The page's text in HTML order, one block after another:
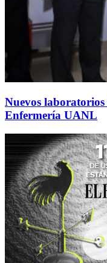
Nuevos
Enfermería UANL